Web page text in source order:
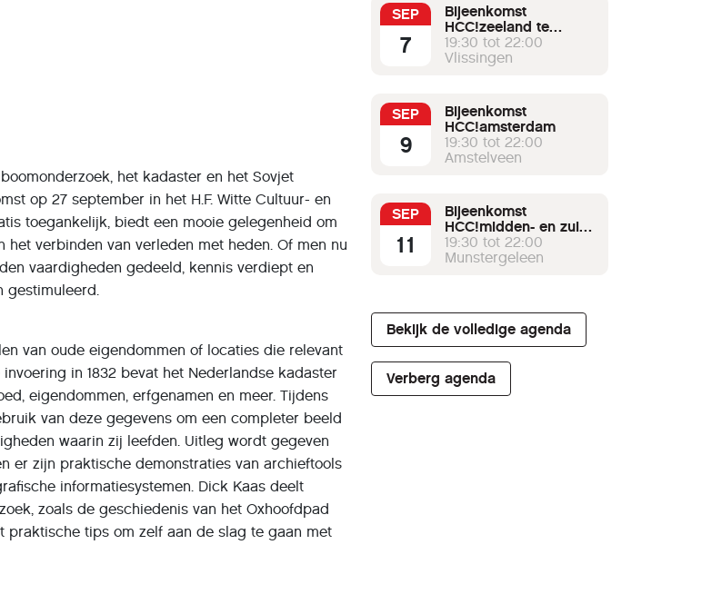
het kadaster en het Sovjet
op 27 september in het H.F. Witte Cultuur- en
toegankelijk, biedt een mooie gelegenheid om
verbinden van verleden met heden. Of men nu
vaardigheden gedeeld, kennis verdiept en
gestimuleerd.
van oude eigendommen of locaties die relevant
in 1832 bevat het Nederlandse kadaster
eigendommen, erfgenamen en meer. Tijdens
van deze gegevens om een completer beeld
waarin zij leefden. Uitleg wordt gegeven
en er zijn praktische demonstraties van archieftools
informatiesystemen. Dick Kaas deelt
zoals de geschiedenis van het Oxhoofdpad
praktische tips om zelf aan de slag te gaan met
SEP
7
Bijeenkomst
HCC!zeeland te
Vlissingen
19:30 tot 22:00
Vlissingen
SEP
9
Bijeenkomst
HCC!amsterdam
19:30 tot 22:00
Amstelveen
SEP
11
Bijeenkomst
HCC!midden- en zuid-
limburg
19:30 tot 22:00
Munstergeleen
Bekijk de volledige agenda
Verberg agenda